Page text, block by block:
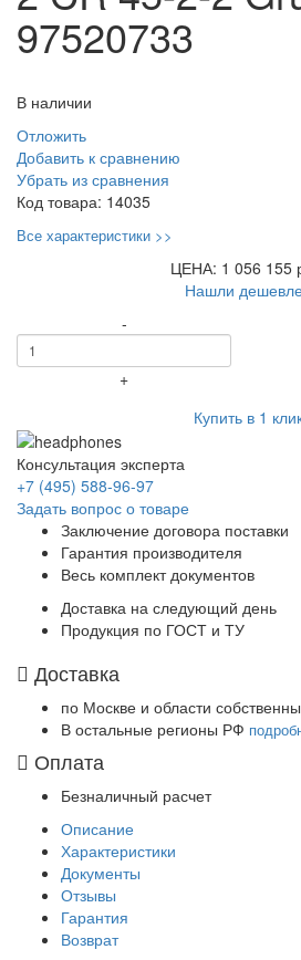
97520733
В наличии
Отложить
Добавить к сравнению
Убрать из сравнения
Код товара: 14035
Все характеристики >>
ЦЕНА: 1 056 155
Нашли
-
+
Купить в 1
Консультация эксперта
+7 (495) 588-96-97
Задать вопрос о товаре
Заключение договора поставки
Гарантия производителя
Весь комплект документов
Доставка на следующий день
Продукция по ГОСТ и ТУ
Доставка
по Москве и области
В остальные регионы РФ
Оплата
Безналичный расчет
Описание
Характеристики
Документы
Отзывы
Гарантия
Возврат